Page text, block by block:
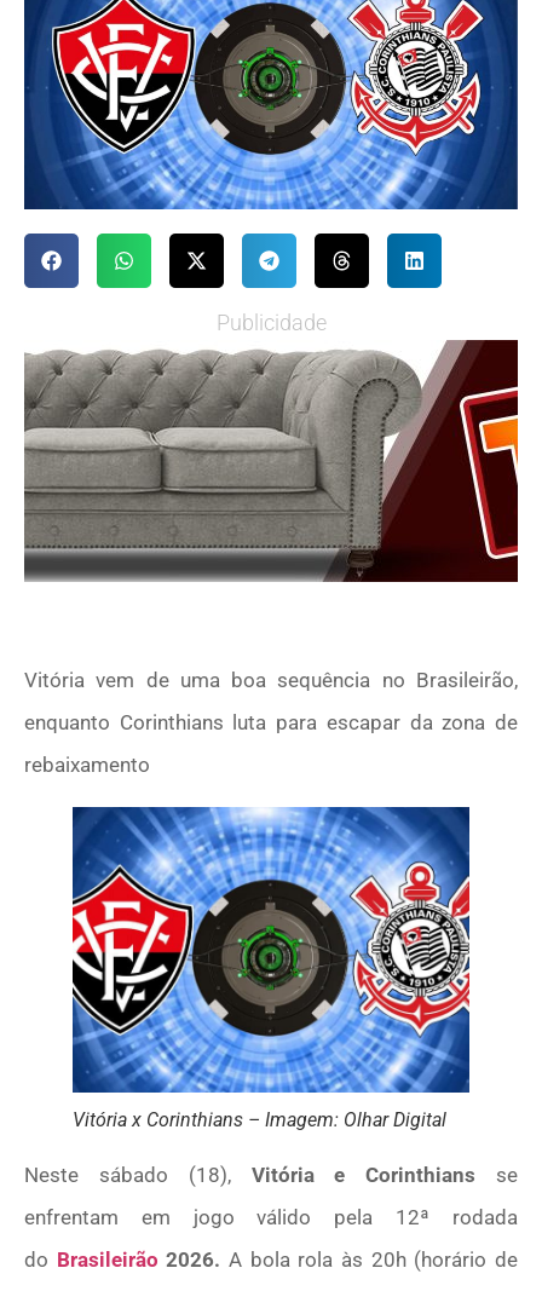
Publicidade
Vitória vem de uma boa sequência no Brasileirão,
enquanto Corinthians luta para escapar da zona de
rebaixamento
Vitória x Corinthians – Imagem: Olhar Digital
Neste sábado (18), Vitória e Corinthians se
enfrentam em jogo válido pela 12ª rodada
do Brasileirão 2026. A bola rola às 20h (horário de